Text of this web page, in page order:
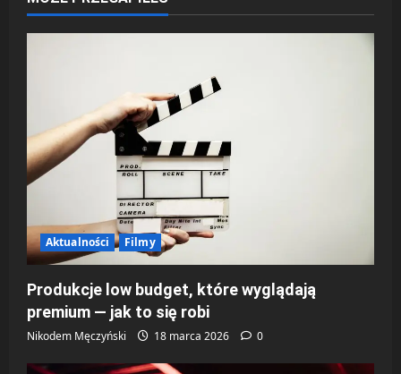
z
i
s
Aktualności Filmy
Produkcje low budget, które wyglądają
premium — jak to się robi
Nikodem Męczyński 18 marca 2026 0